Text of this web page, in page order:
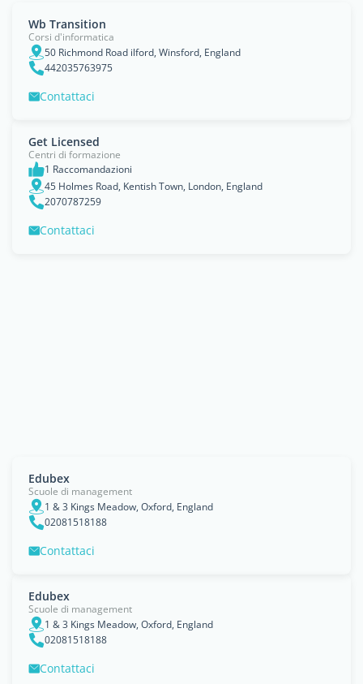
Wb Transition
Corsi d'informatica
50 Richmond Road ilford, Winsford, England
442035763975
Contattaci
Get Licensed
Centri di formazione
1 Raccomandazioni
45 Holmes Road, Kentish Town, London, England
2070787259
Contattaci
Edubex
Scuole di management
1 & 3 Kings Meadow, Oxford, England
02081518188
Contattaci
Edubex
Scuole di management
1 & 3 Kings Meadow, Oxford, England
02081518188
Contattaci